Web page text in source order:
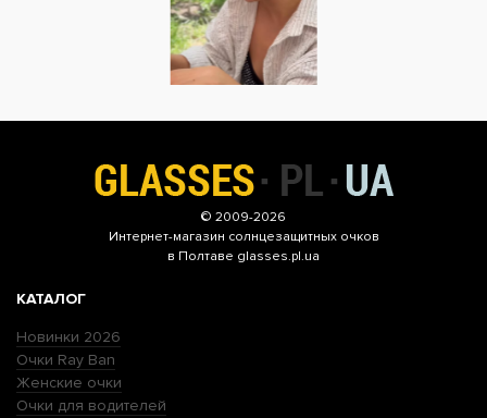
© 2009-2026
Интернет-магазин солнцезащитных очков
в Полтаве glasses.pl.ua
КАТАЛОГ
Новинки 2026
Очки Ray Ban
Женские очки
Очки для водителей